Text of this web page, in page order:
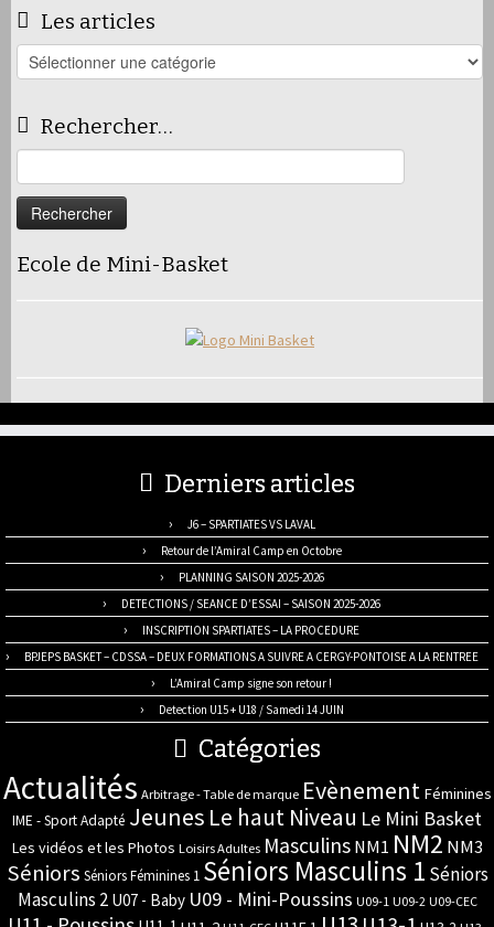
Les articles
Les
articles
Rechercher…
Ecole de Mini-Basket
Derniers articles
J6 – SPARTIATES VS LAVAL
Retour de l’Amiral Camp en Octobre
PLANNING SAISON 2025-2026
DETECTIONS / SEANCE D’ESSAI – SAISON 2025-2026
INSCRIPTION SPARTIATES – LA PROCEDURE
BPJEPS BASKET – CDSSA – DEUX FORMATIONS A SUIVRE A CERGY-PONTOISE A LA RENTREE
L’Amiral Camp signe son retour !
Detection U15 + U18 / Samedi 14 JUIN
Catégories
Actualités Arbitrage - Table de marque Evènement Féminines
IME - Sport Adapté Jeunes Le haut Niveau Le Mini Basket
Les vidéos et les Photos Loisirs Adultes Masculins NM1 NM2 NM3
Séniors Séniors Féminines 1 Séniors Masculins 1 Séniors
Masculins 2 U07 - Baby U09 - Mini-Poussins U09-1 U09-2 U09-CEC